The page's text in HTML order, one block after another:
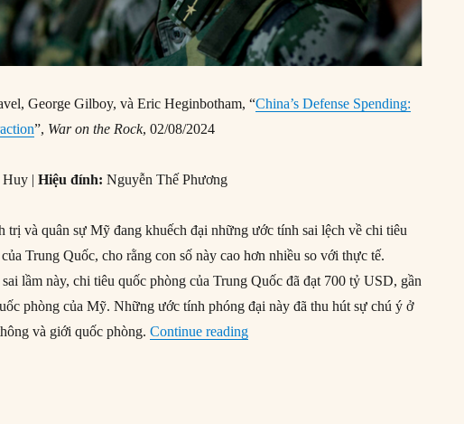
George Gilboy, và Eric Heginbotham, “China’s Defense Spending:
”, War on the Rock, 02/08/2024
Huy |Hiệu đính: Nguyễn Thế Phương
trị và quân sự Mỹ đang khuếch đại những ước tính sai lệch về chi tiêu
Trung Quốc, cho rằng con số này cao hơn nhiều so với thực tế.
lầm này, chi tiêu quốc phòng của Trung Quốc đã đạt 700 tỷ USD, gần
phòng của Mỹ. Những ước tính phóng đại này đã thu hút sự chú ý ở
và giới quốc phòng.Continue reading“Chi tiêu Quốc phòng Trung Quốc: